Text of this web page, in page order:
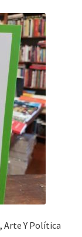
Arte Y Política